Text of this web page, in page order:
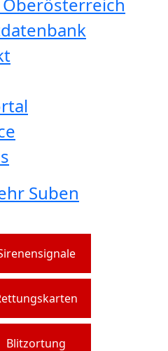
Suben
Blitzortung